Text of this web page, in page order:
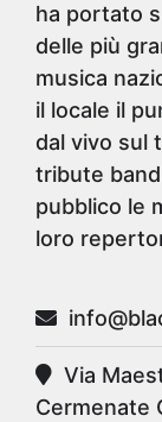
ha portato
delle più
musica
il locale il
dal vivo sul
tribute
pubblico le
loro
Via
Cermenate